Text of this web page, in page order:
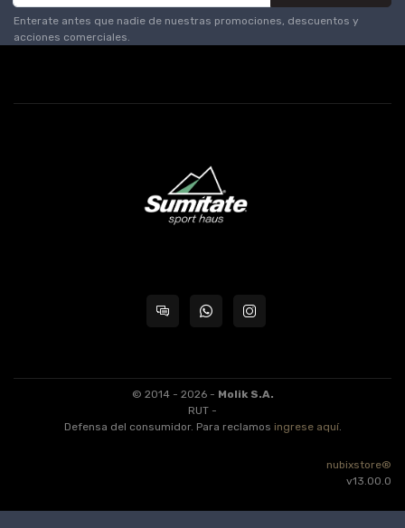
Enterate antes que nadie de nuestras promociones, descuentos y
acciones comerciales.
© 2014 - 2026 - Molik S.A.
RUT -
Defensa del consumidor. Para reclamos ingrese aquí.
nubixstore®
v13.00.0